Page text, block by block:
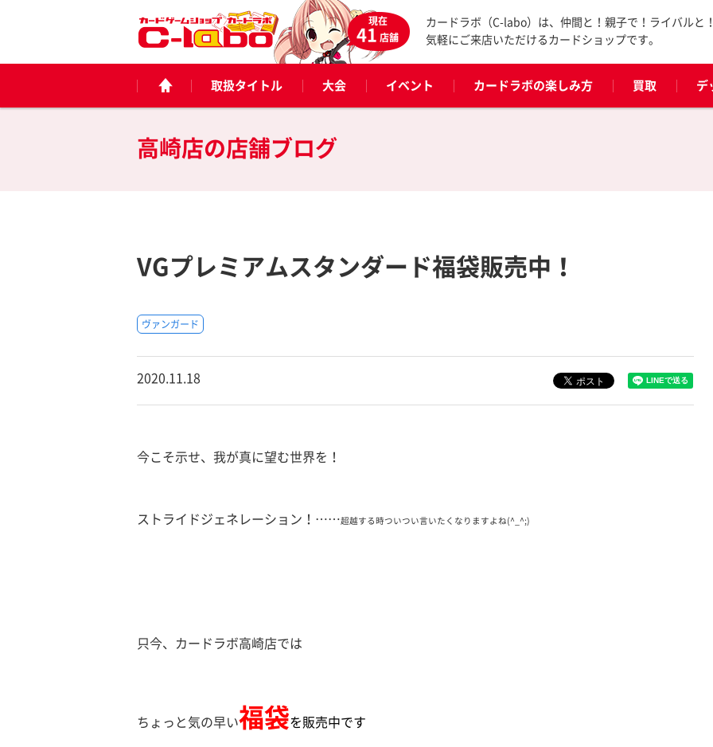
現在
41店舗
カードラボ（C-labo）は、仲間と！親子で！ライバルと
気軽にご来店いただけるカードショップです。
取扱タイトル 大会 イベント カードラボの楽しみ方 買取 デ
高崎店の店舗ブログ
VGプレミアムスタンダード福袋販売中！
ヴァンガード
2020.11.18
今こそ示せ、我が真に望む世界を！
ストライドジェネレーション！……超越する時ついつい言いたくなりますよね(^_^;)
只今、カードラボ高崎店では
ちょっと気の早い福袋を販売中です